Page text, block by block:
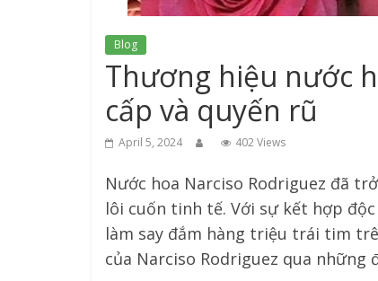
Blog
Thương hiệu nước
cấp và quyến rũ
April 5, 2024 402 Views
Nước hoa Narciso Rodriguez đã
lôi cuốn tinh tế. Với sự kết hợp
làm say đắm hàng triệu trái tim
của Narciso Rodriguez qua những